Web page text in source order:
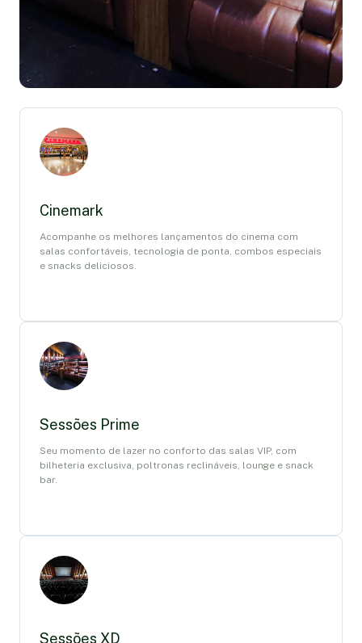
Cinemark
Acompanhe os melhores lançamentos do cinema com
salas confortáveis, tecnologia de ponta, combos especiais
e snacks deliciosos.
Sessões Prime
Seu momento de lazer no conforto das salas VIP, com
bilheteria exclusiva, poltronas reclináveis, lounge e snack
bar.
Sessões XD